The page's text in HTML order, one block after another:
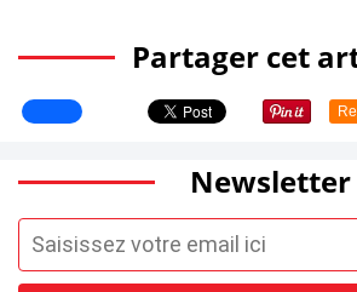
Partager cet
Newsletter